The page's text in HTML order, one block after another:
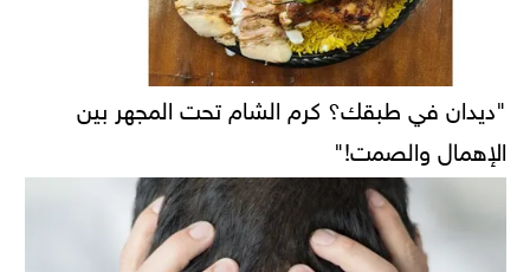
"ديدان في طبقك؟ كرم الشام تحت المجهر بين
الإهمال والصمت!"